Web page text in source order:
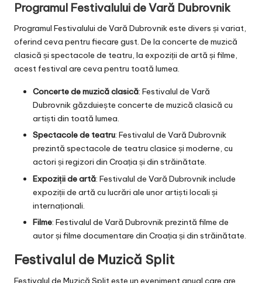
Programul Festivalului de Vară Dubrovnik
Programul Festivalului de Vară Dubrovnik este divers și variat,
oferind ceva pentru fiecare gust. De la concerte de muzică
clasică și spectacole de teatru, la expoziții de artă și filme,
acest festival are ceva pentru toată lumea.
Concerte de muzică clasică: Festivalul de Vară
Dubrovnik găzduiește concerte de muzică clasică cu
artiști din toată lumea.
Spectacole de teatru: Festivalul de Vară Dubrovnik
prezintă spectacole de teatru clasice și moderne, cu
actori și regizori din Croația și din străinătate.
Expoziții de artă: Festivalul de Vară Dubrovnik include
expoziții de artă cu lucrări ale unor artiști locali și
internaționali.
Filme: Festivalul de Vară Dubrovnik prezintă filme de
autor și filme documentare din Croația și din străinătate.
Festivalul de Muzică Split
Festivalul de Muzică Split este un eveniment anual care are